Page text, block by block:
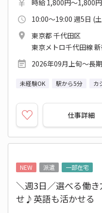
時給 1,800円～1,800円
10:00～19:00 週5日 (
東京都 千代田区
東京メトロ千代田線
2026年09月上旬～長期
未経験OK 駅から5分 カ
仕事詳細
NEW
派遣 一部在宅
＼週3日／選べる働
せ♪英語も活かせる